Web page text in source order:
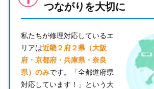
つながりを大切に
私たちが修理対応しているエ
リアは近畿２府２県（大阪
府・京都府・兵庫県・奈良
県）のみです。「全都道府県
対応しています！」という大